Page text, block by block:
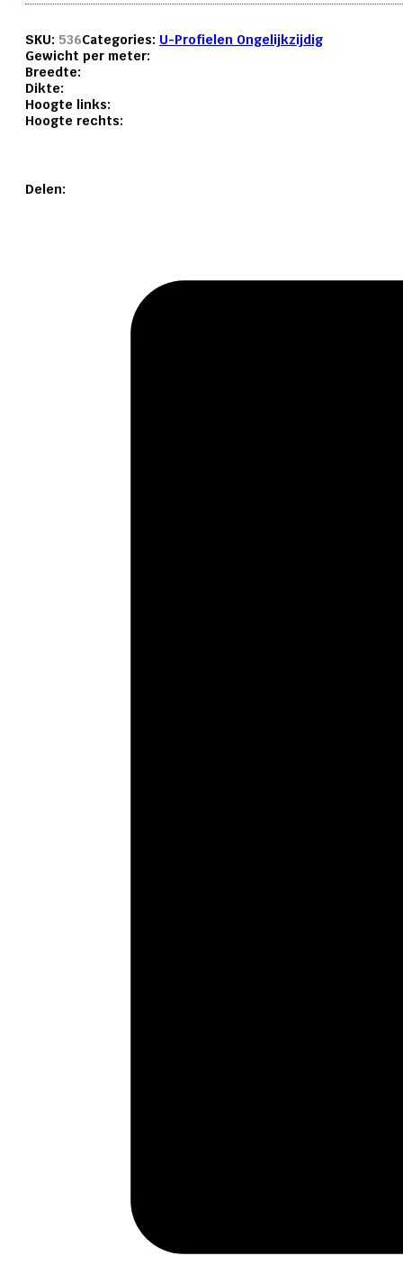
SKU: 536Categories: U-Profielen Ongelijkzijdig
Gewicht per meter:
Breedte:
Dikte:
Hoogte links:
Hoogte rechts:
Delen: